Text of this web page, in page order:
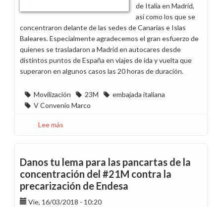
de Italia en Madrid,
así como los que se
concentraron delante de las sedes de Canarias e Islas
Baleares. Especialmente agradecemos el gran esfuerzo de
quienes se trasladaron a Madrid en autocares desde
distintos puntos de España en viajes de ida y vuelta que
superaron en algunos casos las 20 horas de duración.
Movilización 23M
embajada italiana
V Convenio Marco
Lee más
fotos
y
vídeo
de
la
Danos tu lema para las pancartas de la
concentración del #21M contra la
precarización de Endesa
Vie, 16/03/2018 - 10:20